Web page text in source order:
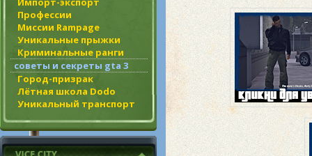
Профессии
Миссии Rampage
Уникальные прыжки
Криминальные ранги
советы и секреты gta 3
Город-призрак
Лётная школа Dodo
Уникальный транспорт